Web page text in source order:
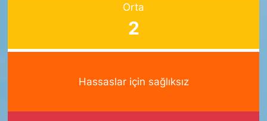
Orta
2
Hassaslar için sağlıksız